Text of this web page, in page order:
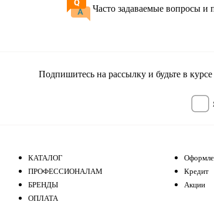
Часто задаваемые вопросы и
Подпишитесь на рассылку и будьте в
КАТАЛОГ
ПРОФЕССИОНАЛАМ
БРЕНДЫ
ОПЛАТА
Кредит
Акции